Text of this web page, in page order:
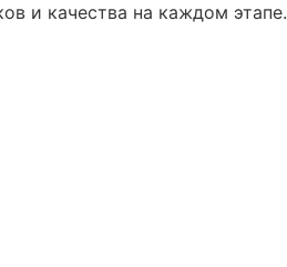
и качества на каждом этапе.